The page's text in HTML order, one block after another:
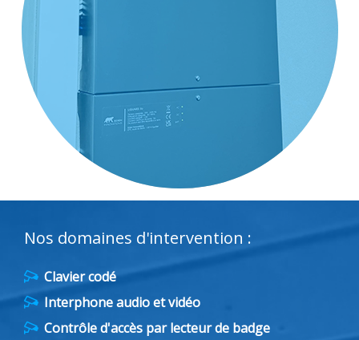
Nos domaines d'intervention :
Clavier codé
Interphone audio et vidéo
Contrôle d'accès par lecteur de badge